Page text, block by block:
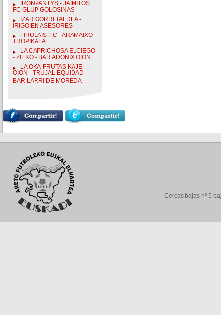
IRONPANTYS - JAIMITOS
FC GLUP GOLOSINAS
IZAR GORRI TALDEA -
IRIGOIEN ASESORES
FIRULAIS F.C - ARAMAIXO
TROPIKALA
LA CAPRICHOSA ELCIEGO
- ZIEKO - BAR ADONIX OION
LA OKA-FRUTAS KAJE
OION - TRUJAL EQUIDAD -
BAR LARRI DE MOREDA
Cercas bajas nº 5